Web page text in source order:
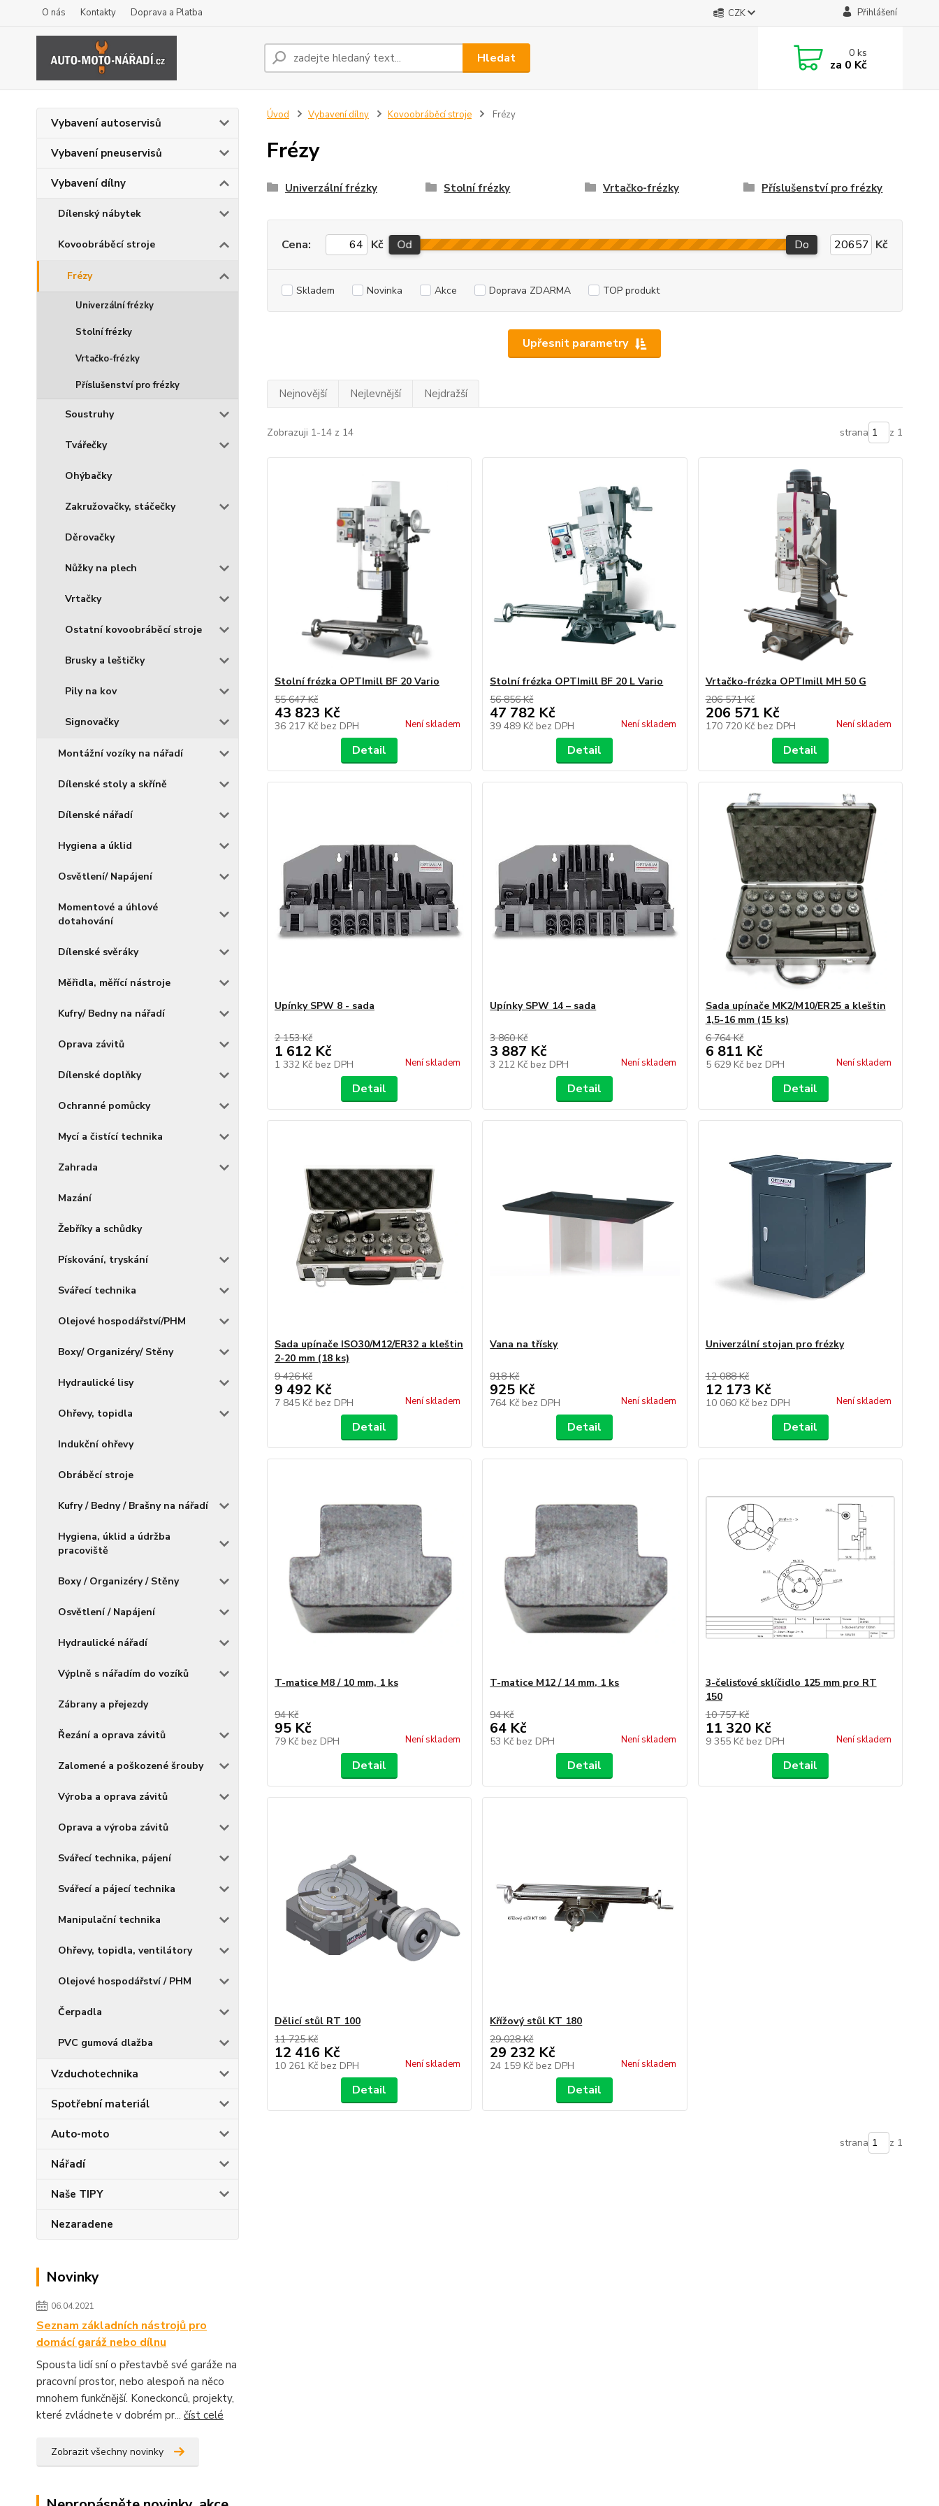
O nás Kontakty Doprava a Platba CZK Přihlášení
Hledat 0ks
za 0 Kč
Vybavení autoservisů
Vybavení pneuservisů
Vybavení dílny
Dílenský nábytek
Kovoobráběcí stroje
Frézy
Univerzální frézky
Stolní frézky
Vrtačko-frézky
Příslušenství pro frézky
Soustruhy
Tvářečky
Ohýbačky
Zakružovačky, stáčečky
Děrovačky
Nůžky na plech
Vrtačky
Ostatní kovoobráběcí stroje
Brusky a leštičky
Pily na kov
Signovačky
Montážní vozíky na nářadí
Dílenské stoly a skříně
Dílenské nářadí
Hygiena a úklid
Osvětlení/ Napájení
Momentové a úhlové
dotahování
Dílenské svěráky
Měřidla, měřící nástroje
Kufry/ Bedny na nářadí
Oprava závitů
Dílenské doplňky
Ochranné pomůcky
Mycí a čistící technika
Zahrada
Mazání
Žebříky a schůdky
Pískování, tryskání
Svářecí technika
Olejové hospodářství/PHM
Boxy/ Organizéry/ Stěny
Hydraulické lisy
Ohřevy, topidla
Indukční ohřevy
Obráběcí stroje
Kufry / Bedny / Brašny na nářadí
Hygiena, úklid a údržba
pracoviště
Boxy / Organizéry / Stěny
Osvětlení / Napájení
Hydraulické nářadí
Výplně s nářadím do vozíků
Zábrany a přejezdy
Řezání a oprava závitů
Zalomené a poškozené šrouby
Výroba a oprava závitů
Oprava a výroba závitů
Svářecí technika, pájení
Svářecí a pájecí technika
Manipulační technika
Ohřevy, topidla, ventilátory
Olejové hospodářství / PHM
Čerpadla
PVC gumová dlažba
Vzduchotechnika
Spotřební materiál
Auto-moto
Nářadí
Naše TIPY
Nezaradene
Novinky
06.04.2021
Seznam základních nástrojů pro
domácí garáž nebo dílnu
Spousta lidí sní o přestavbě své garáže na
pracovní prostor, nebo alespoň na něco
mnohem funkčnější. Koneckonců, projekty,
které zvládnete v dobrém pr... číst celé
Zobrazit všechny novinky
Úvod Vybavení dílny Kovoobráběcí stroje Frézy
Frézy
Univerzální frézky Stolní frézky Vrtačko-frézky Příslušenství pro frézky
Upřesnit parametry
Cena: Kč Od Do Kč
Skladem Novinka Akce Doprava ZDARMA TOP produkt
Nejnovější Nejlevnější Nejdražší
Zobrazuji 1-14 z 14 strana z 1
Stolní frézka OPTImill BF 20 Vario
55 647 Kč
43 823 Kč
36 217 Kč bez DPH Není skladem
Detail
Stolní frézka OPTImill BF 20 L Vario
56 856 Kč
47 782 Kč
39 489 Kč bez DPH Není skladem
Detail
Vrtačko-frézka OPTImill MH 50 G
206 571 Kč
206 571 Kč
170 720 Kč bez DPH Není skladem
Detail
Upínky SPW 8 - sada
2 153 Kč
1 612 Kč
1 332 Kč bez DPH Není skladem
Detail
Upínky SPW 14 – sada
3 860 Kč
3 887 Kč
3 212 Kč bez DPH Není skladem
Detail
Sada upínače MK2/M10/ER25 a kleštin
1,5-16 mm (15 ks)
6 764 Kč
6 811 Kč
5 629 Kč bez DPH Není skladem
Detail
Sada upínače ISO30/M12/ER32 a kleštin
2-20 mm (18 ks)
9 426 Kč
9 492 Kč
7 845 Kč bez DPH Není skladem
Detail
Vana na třísky
918 Kč
925 Kč
764 Kč bez DPH Není skladem
Detail
Univerzální stojan pro frézky
12 088 Kč
12 173 Kč
10 060 Kč bez DPH Není skladem
Detail
T-matice M8 / 10 mm, 1 ks
94 Kč
95 Kč
79 Kč bez DPH Není skladem
Detail
T-matice M12 / 14 mm, 1 ks
94 Kč
64 Kč
53 Kč bez DPH Není skladem
Detail
3-čelisťové sklíčidlo 125 mm pro RT
150
10 757 Kč
11 320 Kč
9 355 Kč bez DPH Není skladem
Detail
Dělicí stůl RT 100
11 725 Kč
12 416 Kč
10 261 Kč bez DPH Není skladem
Detail
Křížový stůl KT 180
29 028 Kč
29 232 Kč
24 159 Kč bez DPH Není skladem
Detail
strana z 1